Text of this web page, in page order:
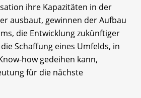
ihre Kapazitäten in der
ausbaut, gewinnen der Aufbau
die Entwicklung zukünftiger
Schaffung eines Umfelds, in
how gedeihen kann,
für die nächste